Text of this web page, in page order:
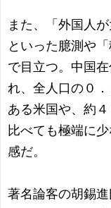
また、「外国人
といった臆測や
で目立つ。中国
れ、全人口の０
ある米国や、約
比べても極端に
感だ。
著名論客の胡錫